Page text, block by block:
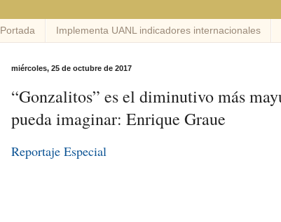
Portada Implementa UANL indicadores internacionales
miércoles, 25 de octubre de 2017
“Gonzalitos” es el diminutivo más
pueda imaginar: Enrique Graue
Reportaje Especial